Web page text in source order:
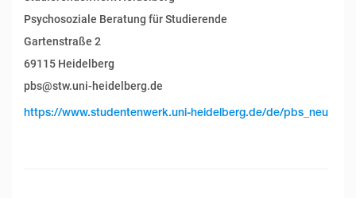
Psychosoziale Beratung für Studierende
Gartenstraße 2
69115 Heidelberg
pbs@stw.uni-heidelberg.de
https://www.studentenwerk.uni-heidelberg.de/de/pbs_neu